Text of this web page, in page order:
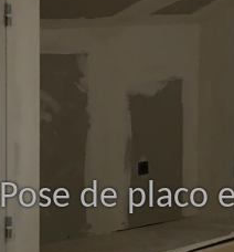
Pose de placo